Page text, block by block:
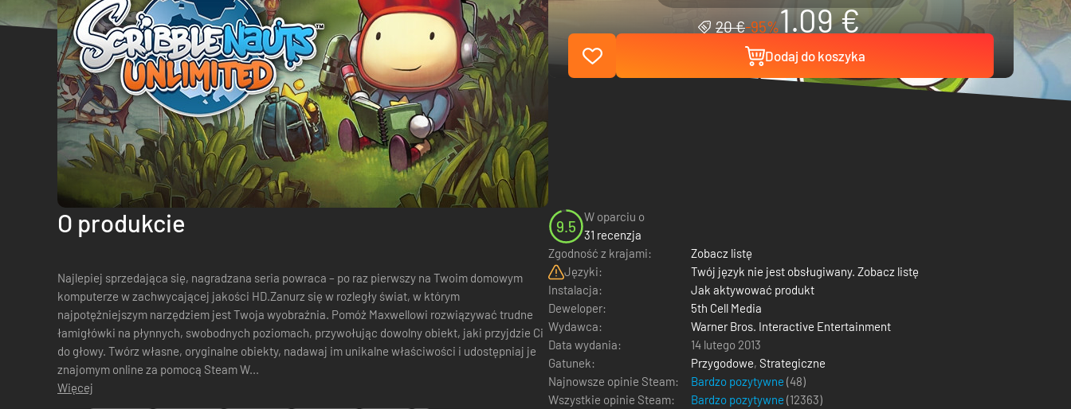
20 €-95%1.09 €
Dodaj do koszyka
O produkcie
Najlepiej sprzedająca się, nagradzana seria powraca – po raz pierwszy na Twoim domowym
komputerze w zachwycającej jakości HD.Zanurz się w rozległy świat, w którym
najpotężniejszym narzędziem jest Twoja wyobraźnia. Pomóż Maxwellowi rozwiązywać trudne
łamigłówki na płynnych, swobodnych poziomach, przywołując dowolny obiekt, jaki przyjdzie Ci
do głowy. Twórz własne, oryginalne obiekty, nadawaj im unikalne właściwości i udostępniaj je
znajomym online za pomocą Steam W...
Więcej
9.5
W oparciu o
31 recenzja
Zgodność z krajami:
Zobacz listę
Języki:
Twój język nie jest obsługiwany. Zobacz listę
Instalacja:
Jak aktywować produkt
Deweloper:
5th Cell Media
Wydawca:
Warner Bros. Interactive Entertainment
Data wydania:
14 lutego 2013
Gatunek:
Przygodowe, Strategiczne
Najnowsze opinie Steam:
Bardzo pozytywne (48)
Wszystkie opinie Steam:
Bardzo pozytywne (12363)